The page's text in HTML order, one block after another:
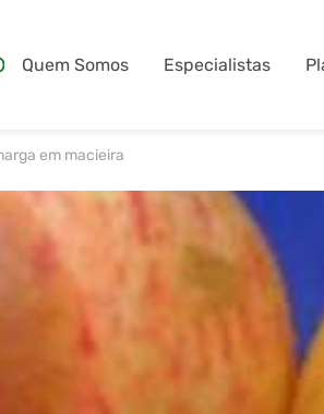
Quem Somos Especialistas
em macieira